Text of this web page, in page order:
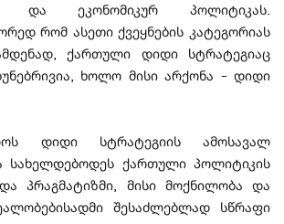
და ეკონომიკურ პოლიტიკას.
რომ ასეთი ქვეყნების კატეგორიას
ქართული დიდი სტრატეგიაც
ხოლო მისი არქონა – დიდი
დიდი სტრატეგიის ამოსავალ
სახელდებოდეს ქართული პოლიტიკის
პრაგმატიზმი, მისი მოქნილობა და
შესაძლებლად სწრაფი